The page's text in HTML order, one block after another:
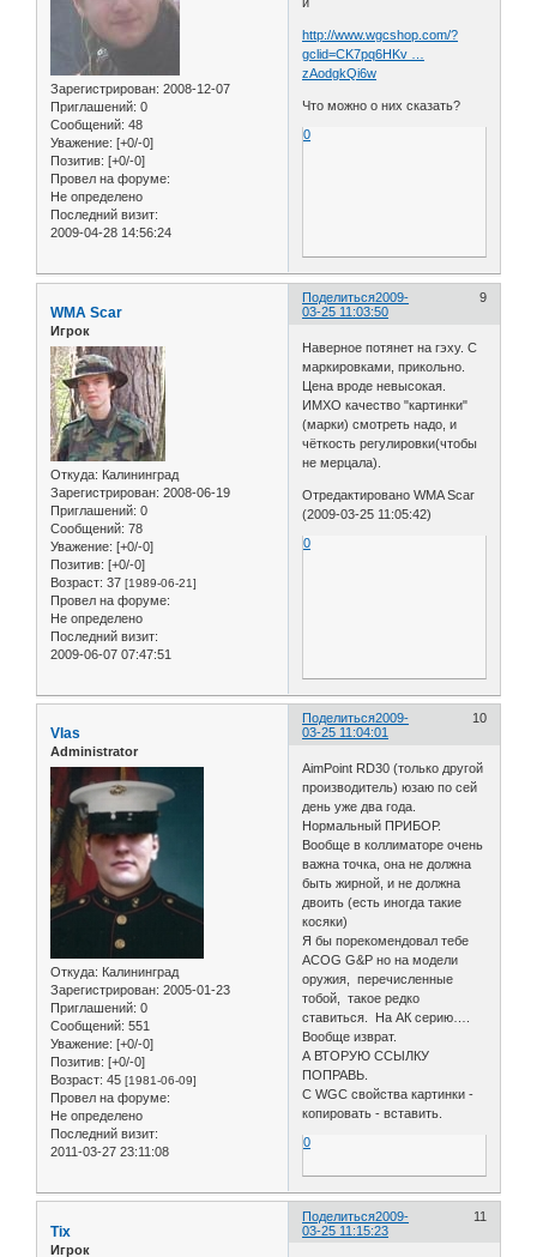
Зарегистрирован: 2008-12-07
Приглашений: 0
Сообщений: 48
Уважение: [+0/-0]
Позитив: [+0/-0]
Провел на форуме:
Не определено
Последний визит:
2009-04-28 14:56:24
http://www.wgcshop.com/?
gclid=CK7pq6HKv …
zAodgkQi6w
Что можно о них сказать?
0
Поделиться 9
2009-
03-25 11:03:50
WMA Scar
Игрок
Откуда: Калининград
Зарегистрирован: 2008-06-19
Приглашений: 0
Сообщений: 78
Уважение: [+0/-0]
Позитив: [+0/-0]
Возраст: 37 [1989-06-21]
Провел на форуме:
Не определено
Последний визит:
2009-06-07 07:47:51
Наверное потянет на гэху. С
маркировками, прикольно.
Цена вроде невысокая.
ИМХО качество "картинки"
(марки) смотреть надо, и
чёткость регулировки(чтобы
не мерцала).
Отредактировано WMA Scar
(2009-03-25 11:05:42)
0
Поделиться 10
2009-
03-25 11:04:01
Vlas
Administrator
Откуда: Калининград
Зарегистрирован: 2005-01-23
Приглашений: 0
Сообщений: 551
Уважение: [+0/-0]
Позитив: [+0/-0]
Возраст: 45 [1981-06-09]
Провел на форуме:
Не определено
Последний визит:
2011-03-27 23:11:08
AimPoint RD30 (только другой
производитель) юзаю по сей
день уже два года.
Нормальный ПРИБОР.
Вообще в коллиматоре очень
важна точка, она не должна
быть жирной, и не должна
двоить (есть иногда такие
косяки)
Я бы порекомендовал тебе
ACOG G&P но на модели
оружия, перечисленные
тобой, такое редко
ставиться. На АК серию….
Вообще изврат.
А ВТОРУЮ ССЫЛКУ
ПОПРАВЬ.
С WGC свойства картинки -
копировать - вставить.
0
Поделиться 11
2009-
03-25 11:15:23
Tix
Игрок